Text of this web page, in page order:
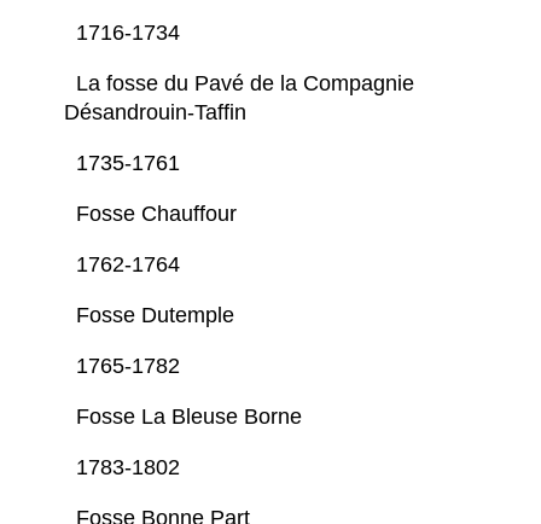
1716-1734
La fosse du Pavé de la Compagnie
Désandrouin-Taffin
1735-1761
Fosse Chauffour
1762-1764
Fosse Dutemple
1765-1782
Fosse La Bleuse Borne
1783-1802
Fosse Bonne Part